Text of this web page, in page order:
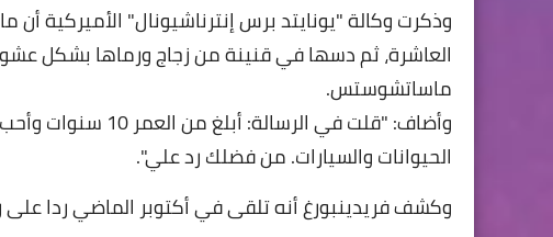
العاشرة، ثم دسها في قنينة من زجاج ورماها بشكل
ماساتشوستس.
وأضاف: "قلت في
الحيوانات والسيارات. من فضلك رد علي".
وكشف فريدينبورغ أنه تلقى في أكتوبر الماضي ردا